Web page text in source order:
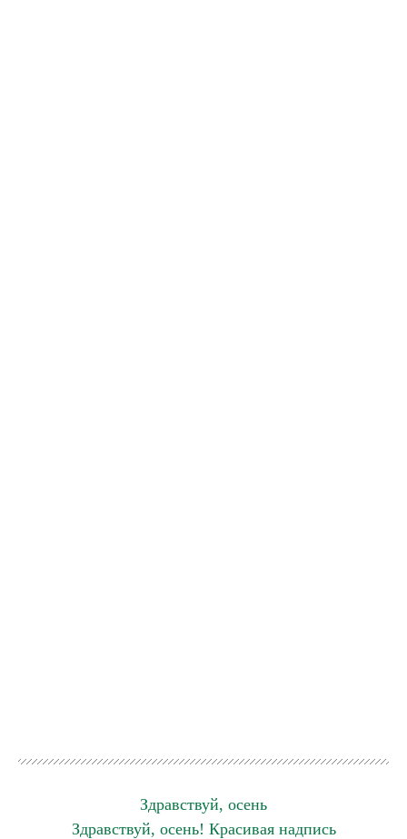
Здравствуй, осень
Здравствуй, осень! Красивая надпись